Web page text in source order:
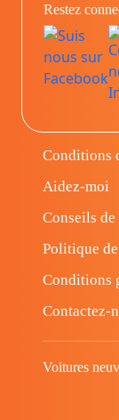
Restez
Conditions
Aidez-moi
Conseils
Politique
Conditions
Contactez-
Voitures